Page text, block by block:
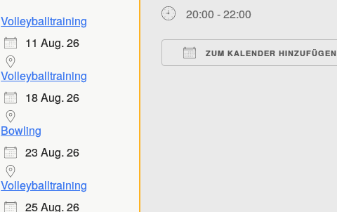
20:00 - 22:00
ZUM KALENDER HINZUFÜGEN
Volleyballtraining
11 Aug. 26
Volleyballtraining
18 Aug. 26
Bowling
23 Aug. 26
Volleyballtraining
25 Aug. 26